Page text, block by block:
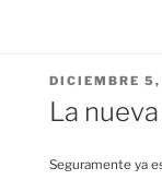
PUBLICADO
EL
DICIEMBRE
La
Seguramente ya